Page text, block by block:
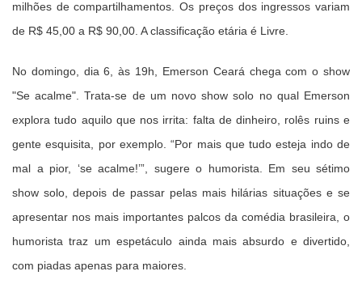
milhões de compartilhamentos. Os preços dos ingressos variam
de R$ 45,00 a R$ 90,00. A classificação etária é Livre.
No domingo, dia 6, às 19h, Emerson Ceará chega com o show
"Se acalme". Trata-se de um novo show solo no qual Emerson
explora tudo aquilo que nos irrita: falta de dinheiro, rolês ruins e
gente esquisita, por exemplo. “Por mais que tudo esteja indo de
mal a pior, ‘se acalme!’”, sugere o humorista. Em seu sétimo
show solo, depois de passar pelas mais hilárias situações e se
apresentar nos mais importantes palcos da comédia brasileira, o
humorista traz um espetáculo ainda mais absurdo e divertido,
com piadas apenas para maiores.